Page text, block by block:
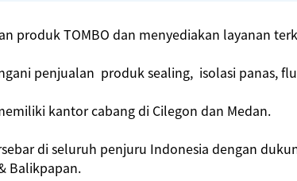
produk TOMBO dan menyediakan layanan
penjualan produk sealing, isolasi panas,
kantor cabang di Cilegon dan Medan.
di seluruh penjuru Indonesia dengan
Balikpapan.